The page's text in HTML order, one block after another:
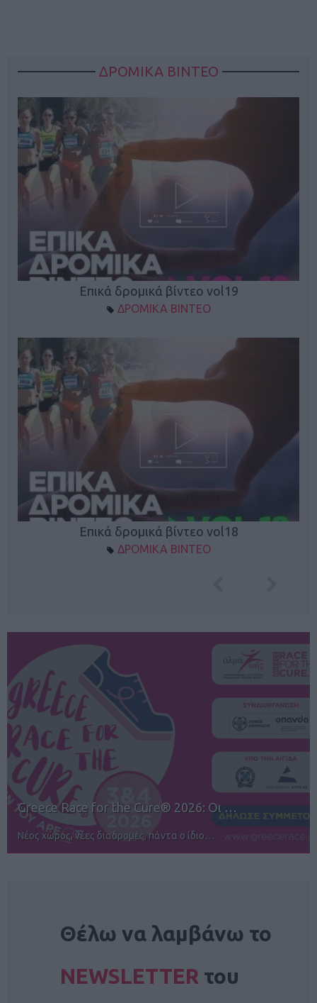
ΔΡΟΜΙΚΑ ΒΙΝΤΕΟ
Επικά δρομικά βίντεο vol19
ΔΡΟΜΙΚΑ ΒΙΝΤΕΟ
Επικά δρομικά βίντεο vol18
ΔΡΟΜΙΚΑ ΒΙΝΤΕΟ
12ος TUI Rhodes Marathon: Άνοιγμα ε…
Αγώνες για όλους στην Ρόδο
Θέλω να λαμβάνω το
NEWSLETTER του